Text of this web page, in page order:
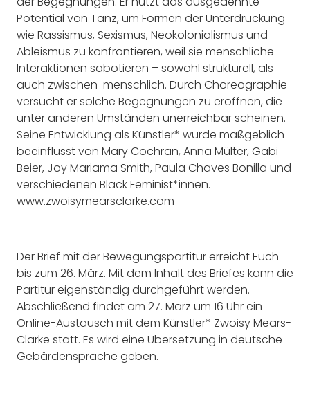
Potential von Tanz, um Formen der Unterdrückung
wie Rassismus, Sexismus, Neokolonialismus und
Ableismus zu konfrontieren, weil sie menschliche
Interaktionen sabotieren – sowohl strukturell, als
auch zwischen-menschlich. Durch Choreographie
versucht er solche Begegnungen zu eröffnen, die
unter anderen Umständen unerreichbar scheinen.
Seine Entwicklung als Künstler* wurde maßgeblich
beeinflusst von Mary Cochran, Anna Mülter, Gabi
Beier, Joy Mariama Smith, Paula Chaves Bonilla und
verschiedenen Black Feminist*innen.
www.zwoisymearsclarke.com
Der Brief mit der Bewegungspartitur erreicht Euch
bis zum 26. März. Mit dem Inhalt des Briefes kann die
Partitur eigenständig durchgeführt werden.
Abschließend findet am 27. März um 16 Uhr ein
Online-Austausch mit dem Künstler* Zwoisy Mears-
Clarke statt. Es wird eine Übersetzung in deutsche
Gebärdensprache geben.